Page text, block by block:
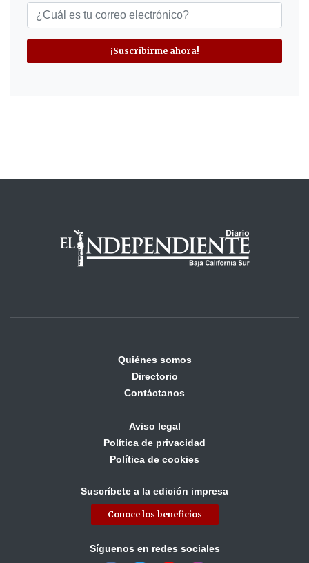
¡Suscribirme ahora!
Quiénes somos
Directorio
Contáctanos
Aviso legal
Política de privacidad
Política de cookies
Suscríbete a la edición impresa
Conoce los beneficios
Síguenos en redes sociales